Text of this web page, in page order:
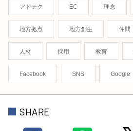
アドテク EC 理念
地方拠点 地方創生 仲間
人材 採用 教育
Facebook SNS Google
SHARE